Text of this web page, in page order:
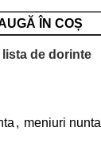
ÎN COȘ
de dorinte
, meniuri nunta